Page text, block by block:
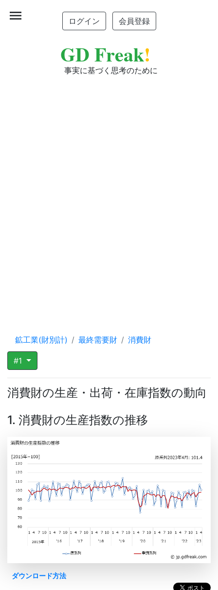
ログイン 会員登録
GD Freak!
事実に基づく思考のために
menu
鉱工業(財別計) 最終需要財 消費財
#1
消費財の生産・出荷・在庫指数の動向
1. 消費財の生産指数の推移
ダウンロード方法